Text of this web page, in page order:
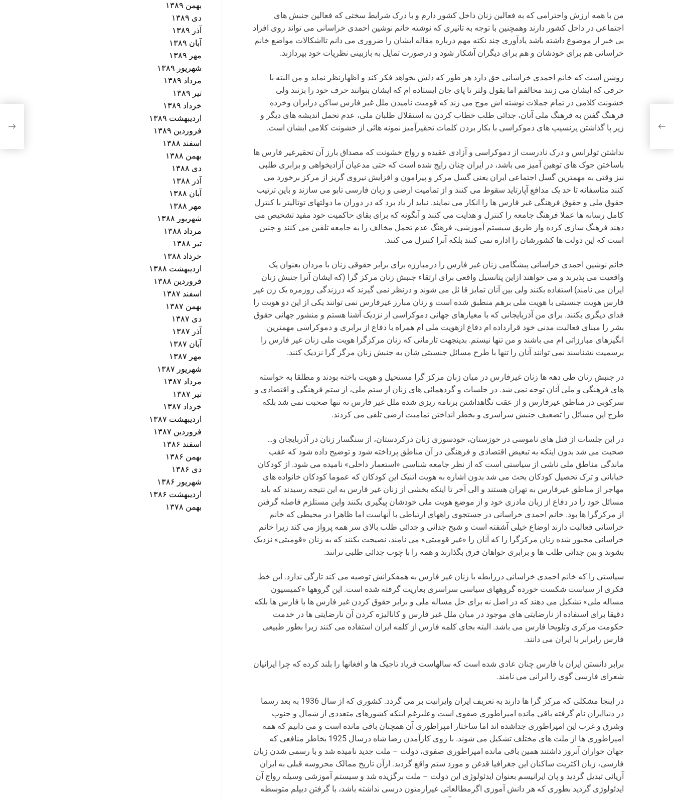
من با همه ارزش واحترامی که به فعالین زنان داخل کشور دارم و با درک شرایط سختی که فعالین جنبش های
اجتماعی در داخل کشور دارند وهمچنین با توجه به تاثیری که نوشته خانم نوشین احمدی خراسانی می تواند روی افراد
بی خبر از موضوع داشته باشد یادآوری چند نکته مهم درباره مقاله ایشان را ضروری می دانم تااشکالات مواضع خانم
خراسانی هم برای خودشان و هم برای دیگران آشکار شود و درصورت تمایل به بازبینی نظریات خود بپردازند.
روشن است که خانم احمدی خراسانی حق دارد هر طور که دلش بخواهد فکر کند و اظهارنظر نماید و من البته با
حرفی که ایشان می زنند مخالفم اما بقول ولتر تا پای جان ایستاده ام که ایشان بتوانند حرف خود را بزنند ولی
خشونت کلامی در تمام جملات نوشته اش موج می زند که قومیت نامیدن ملل غیر فارس ساکن درایران وخرده
فرهنگ گفتن به فرهنگ ملی آنان، جدائی طلب خطاب کردن به استقلال طلبان ملی، عدم تحمل اندیشه های دیگر و
زیر پا گذاشتن پرنسیپ های دموکراسی با بکار بردن کلمات تحقیرآمیز نمونه هائی از خشونت کلامی ایشان است.
نداشتن تولرانس و درک نادرست از دموکراسی و آزادی عقیده و رواج خشونت که مصداق بارز آن تحقیرغیر فارس ها
باساختن جوک های توهین آمیز می باشد، در ایران چنان رایج شده است که حتی مدعیان آزادیخواهی و برابری طلبی
نیز وقتی به مهمترین گسل اجتماعی ایران یعنی گسل مرکز و پیرامون و افزایش نیروی گریز از مرکز برخورد می
کنند متاسفانه تا حد یک مدافع آپارتاید سقوط می کنند و از تمامیت ارضی و زبان فارسی تابو می سازند و باین ترتیب
حقوق ملی و حقوق فرهنگی غیر فارس ها را انکار می نمایند. نباید از یاد برد که در دوران ما دولتهای توتالیتر با کنترل
کامل رسانه ها عملا فرهنگ جامعه را کنترل و هدایت می کنند و آنگونه که برای بقای حاکمیت خود مفید تشخیص می
دهند فرهنگ سازی کرده واز طریق سیستم آموزشی، فرهنگ عدم تحمل مخالف را به جامعه تلقین می کنند و چنین
است که این دولت ها کشورشان را اداره نمی کنند بلکه آنرا کنترل می کنند.
خانم نوشین احمدی خراسانی پیشگامی زنان غیر فارس را درمبارزه برای برابر حقوقی زنان با مردان بعنوان یک
واقعیت می پذیرند و می خواهند ازاین پتانسیل واقعی برای ارتقاء جنبش زنان مرکز گرا (که ایشان آنرا جنبش زنان
ایران می نامند) استفاده بکنند ولی بین آنان تمایز قا ئل می شوند و درنظر نمی گیرند که درزندگی روزمره یک زن غیر
فارس هویت جنسیتی با هویت ملی برهم منطبق شده است و زنان مبارز غیرفارس نمی توانند یکی از این دو هویت را
فدای دیگری بکنند. برای من آذربایجانی که با معیارهای جهانی دموکراسی از نزدیک آشنا هستم و منشور جهانی حقوق
بشر را مبنای فعالیت مدنی خود قرارداده ام دفاع ازهویت ملی ام همراه با دفاع از برابری و دموکراسی مهمترین
انگیزهای مبارزاتی ام می باشند و من تنها نیستم. بدینجهت تازمانی که زنان مرکزگرا هویت ملی زنان غیر فارس را
برسمیت نشناسند نمی توانند آنان را تنها با طرح مسائل جنسیتی شان به جنبش زنان مرگز گرا نزدیک کنند.
در جنبش زنان طی دهه ها زنان غیرفارس در میان زنان مرکز گرا مستحیل و هویت باخته بودند و مطلقا به خواسته
های فرهنگی و ملی آنان توجه نمی شد. در جلسات و گردهمائی های زنان از ستم ملی، از ستم فرهنگی و اقتصادی و
سرکوبی در مناطق غیرفارس و از عقب نگاهداشتن برنامه ریزی شده ملل غیر فارس نه تنها صحبت نمی شد بلکه
طرح این مسائل را تضعیف جنبش سراسری و بخطر انداختن تمامیت ارضی تلقی می کردند.
در این جلسات از قتل های ناموسی در خوزستان، خودسوزی زنان درکردستان، از سنگسار زنان در آذربایجان و…
صحبت می شد بدون اینکه به تبعیض اقتصادی و فرهنگی در آن مناطق پرداخته شود و توضیح داده شود که عقب
ماندگی مناطق ملی ناشی از سیاستی است که از نظر جامعه شناسی «استعمار داخلی» نامیده می شود. از کودکان
خیابانی و ترک تحصیل کودکان بحث می شد بدون اشاره به هویت اتنیک این کودکان که عموما کودکان خانواده های
مهاجر از مناطق غیرفارس به تهران هستند و الی آخر تا اینکه بخشی از زنان غیر فارس به این نتیجه رسیدند که باید
مسائل خود را در دفاع از زبان مادری خود و از موضع هویت ملی خودشان پیگیری بکنند واین مستلزم فاصله گرفتن
از مرکزگرا ها بود. خانم احمدی خراسانی در جستجوی راههای ارتباطی با آنهاست اما ظاهرا در محیطی که خانم
خراسانی فعالیت دارند اوضاع خیلی آشفته است و شبح جدائی و جدائی طلب بالای سر همه پرواز می کند زیرا خانم
خراسانی مجبور شده زنان مرکزگرا را که آنان را «غیر قومیتی» می نامند، نصیحت بکنند که به زنان «قومیتی» نزدیک
بشوند و بین جدائی طلب ها و برابری خواهان فرق بگذارند و همه را با چوب جدائی طلبی نرانند.
سیاستی را که خانم احمدی خراسانی دررابطه با زنان غیر فارس به همفکرانش توصیه می کند تازگی ندارد. این خط
فکری از سیاست شکست خورده گروههای سیاسی سراسری بعاریت گرفته شده است. این گروهها «کمیسیون
مساله ملی» تشکیل می دهند که در اصل نه برای حل مساله ملی و برابر حقوق کردن غیر فارس ها با فارس ها بلکه
دقیقا برای استفاده از نارضایتی های موجود در میان ملل غیر فارس و کانالیزه کردن آن نارضایتی ها در خدمت
حکومت مرکزی وتلویحا فارس می باشد. البته بجای کلمه فارس از کلمه ایران استفاده می کنند زیرا بطور طبیعی
فارس رابرابر با ایران می دانند.
برابر دانستن ایران با فارس چنان عادی شده است که سالهاست فریاد تاجیک ها و افغانها را بلند کرده که چرا ایرانیان
شعرای فارسی گوی را ایرانی می نامند.
در اینجا مشکلی که مرکز گرا ها دارند به تعریف ایران وایرانیت بر می گردد. کشوری که از سال 1936 به بعد رسما
در دنیاایران نام گرفته باقی مانده امپراطوری صفوی است وعلیرغم اینکه کشورهای متعددی از شمال و جنوب
وشرق و غرب این امپراطوری جداشده اند اما ساختار امپراطوری آن همچنان باقی مانده است و می دانیم که همه
امپراطوری ها از ملت های مختلف تشکیل می شوند. با روی کارآمدن رضا شاه درسال 1925 بخاطر منافعی که
جهان خواران آنروز داشتند همین باقی مانده امپراطوری صفوی، دولت – ملت جدید نامیده شد و با رسمی شدن زبان
فارسی، زبان اکثریت ساکنان این جغرافیا قدغن و مورد ستم واقع گردید. ازآن تاریخ ممالک محروسه قبلی به ایران
آریائی تبدیل گردید و پان ایرانیسم بعنوان ایدئولوژی این دولت – ملت برگزیده شد و سیستم آموزشی وسیله رواج آن
ایدئولوژی گردید بطوری که هر دانش آموزی اگرمطالعاتی غیرازمتون درسی نداشته باشد، با گرفتن دیپلم متوسطه
بهمن ۱۳۸۹
دی ۱۳۸۹
آذر ۱۳۸۹
آبان ۱۳۸۹
مهر ۱۳۸۹
شهریور ۱۳۸۹
مرداد ۱۳۸۹
تیر ۱۳۸۹
خرداد ۱۳۸۹
اردیبهشت ۱۳۸۹
فروردین ۱۳۸۹
اسفند ۱۳۸۸
بهمن ۱۳۸۸
دی ۱۳۸۸
آذر ۱۳۸۸
آبان ۱۳۸۸
مهر ۱۳۸۸
شهریور ۱۳۸۸
مرداد ۱۳۸۸
تیر ۱۳۸۸
خرداد ۱۳۸۸
اردیبهشت ۱۳۸۸
فروردین ۱۳۸۸
اسفند ۱۳۸۷
بهمن ۱۳۸۷
دی ۱۳۸۷
آذر ۱۳۸۷
آبان ۱۳۸۷
مهر ۱۳۸۷
شهریور ۱۳۸۷
مرداد ۱۳۸۷
تیر ۱۳۸۷
خرداد ۱۳۸۷
اردیبهشت ۱۳۸۷
فروردین ۱۳۸۷
اسفند ۱۳۸۶
بهمن ۱۳۸۶
دی ۱۳۸۶
شهریور ۱۳۸۶
اردیبهشت ۱۳۸۶
بهمن ۱۳۷۸